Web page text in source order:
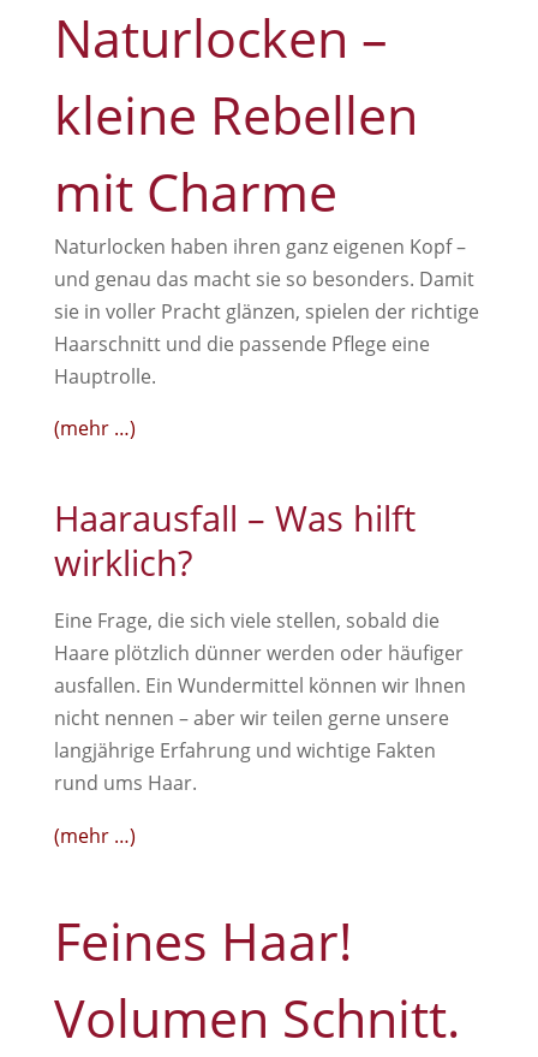
Naturlocken –
kleine Rebellen
mit Charme
Naturlocken haben ihren ganz eigenen Kopf –
und genau das macht sie so besonders. Damit
sie in voller Pracht glänzen, spielen der richtige
Haarschnitt und die passende Pflege eine
Hauptrolle.
(mehr …)
Haarausfall – Was hilft
wirklich?
Eine Frage, die sich viele stellen, sobald die
Haare plötzlich dünner werden oder häufiger
ausfallen. Ein Wundermittel können wir Ihnen
nicht nennen – aber wir teilen gerne unsere
langjährige Erfahrung und wichtige Fakten
rund ums Haar.
(mehr …)
Feines Haar!
Volumen Schnitt.